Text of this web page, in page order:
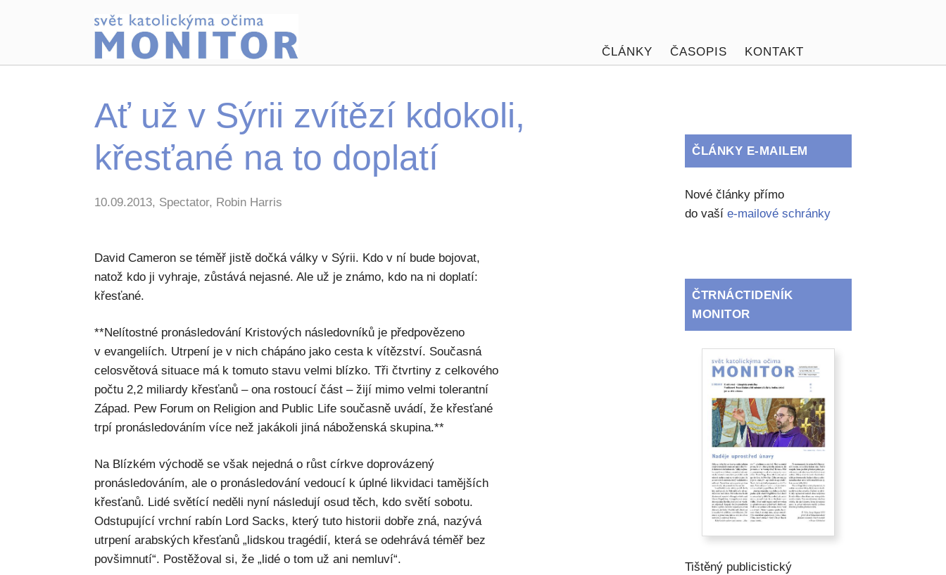
ČLÁNKY ČASOPIS KONTAKT
Ať už v Sýrii zvítězí kdokoli,
křesťané na to doplatí
10.09.2013, Spectator, Robin Harris
David Cameron se téměř jistě dočká války v Sýrii. Kdo v ní bude bojovat,
natož kdo ji vyhraje, zůstává nejasné. Ale už je známo, kdo na ni doplatí:
křesťané.
**Nelítostné pronásledování Kristových následovníků je předpovězeno
v evangeliích. Utrpení je v nich chápáno jako cesta k vítězství. Současná
celosvětová situace má k tomuto stavu velmi blízko. Tři čtvrtiny z celkového
počtu 2,2 miliardy křesťanů – ona rostoucí část – žijí mimo velmi tolerantní
Západ. Pew Forum on Religion and Public Life současně uvádí, že křesťané
trpí pronásledováním více než jakákoli jiná náboženská skupina.**
Na Blízkém východě se však nejedná o růst církve doprovázený
pronásledováním, ale o pronásledování vedoucí k úplné likvidaci tamějších
křesťanů. Lidé světící neděli nyní následují osud těch, kdo světí sobotu.
Odstupující vrchní rabín Lord Sacks, který tuto historii dobře zná, nazývá
utrpení arabských křesťanů „lidskou tragédií, která se odehrává téměř bez
povšimnutí“. Postěžoval si, že „lidé o tom už ani nemluví“.
ČLÁNKY E-MAILEM
Nové články přímo
do vašíe-mailové schránky
ČTRNÁCTIDENÍK
MONITOR
Tištěný publicistický